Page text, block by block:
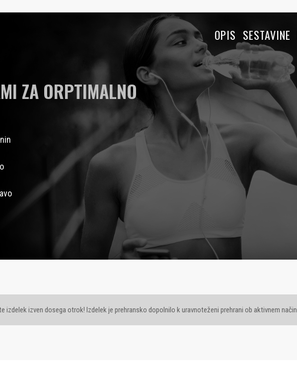
OPIS SESTAVINE
ZA ORPTIMALNO
izdelek izven dosega otrok! Izdelek je prehransko dopolnilo k uravnoteženi prehrani ob aktivnem